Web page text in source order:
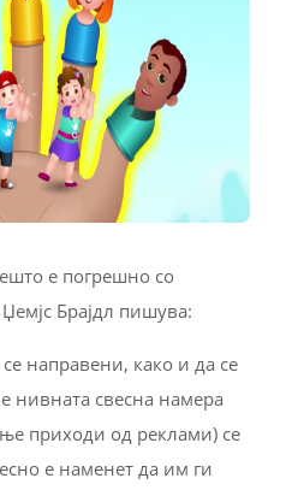
е погрешно со
Брајдл пишува:
направени, како и да се
нивната свесна намера
приходи од реклами) се
е наменет да им ги